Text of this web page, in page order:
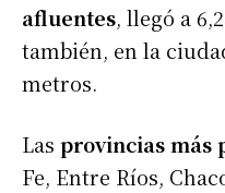
afluentes, llegó a
también, en la
metros.
Las provincias más
Fe, Entre Ríos,